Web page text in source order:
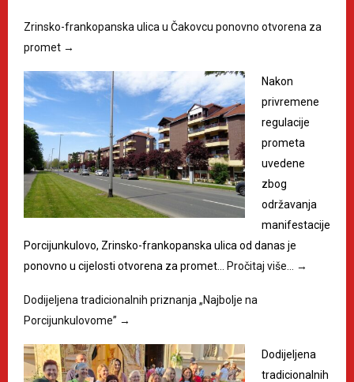
Zrinsko-frankopanska ulica u Čakovcu ponovno otvorena za
promet →
Nakon
privremene
regulacije
prometa
uvedene
zbog
održavanja
manifestacije
Porcijunkulovo, Zrinsko-frankopanska ulica od danas je
ponovno u cijelosti otvorena za promet… Pročitaj više… →
Dodijeljena tradicionalnih priznanja „Najbolje na
Porcijunkulovome” →
Dodijeljena
tradicionalnih